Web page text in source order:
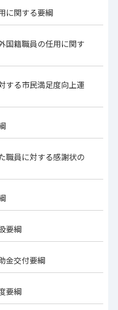
に関する要綱
国籍職員の任用に関す
する市民満足度向上運
職員に対する感謝状の
要綱
金交付要綱
要綱